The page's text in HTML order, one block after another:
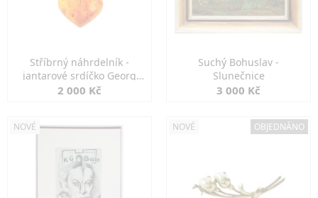
Stříbrný náhrdelník -
jantarové srdíčko Georg
Kramer
2 000 Kč
Suchý Bohuslav -
Slunečnice
3 000 Kč
NOVÉ NOVÉ OBJEDNÁNO